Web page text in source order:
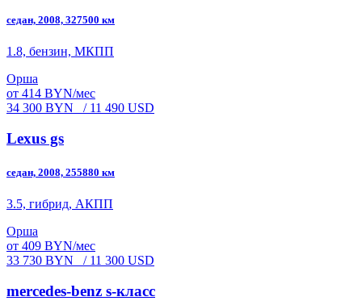
седан, 2008, 327500 км
1.8, бензин, МКПП
Орша
от 414 BYN/мес
34 300 BYN
/ 11 490 USD
Lexus gs
седан, 2008, 255880 км
3.5, гибрид, АКПП
Орша
от 409 BYN/мес
33 730 BYN
/ 11 300 USD
mercedes-benz s-класс